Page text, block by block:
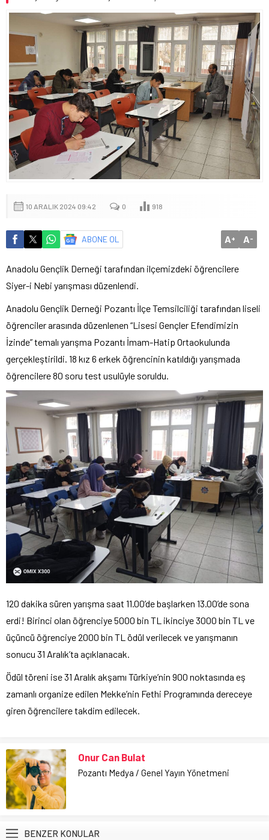
10 ARALIK 2024 09:42 0 918
ABONE OL A+ A-
Anadolu Gençlik Derneği tarafından ilçemizdeki öğrencilere
Siyer-i Nebi yarışması düzenlendi.
Anadolu Gençlik Derneği Pozantı İlçe Temsilciliği tarafından liseli
öğrenciler arasında düzenlenen “Lisesi Gençler Efendimizin
İzinde” temalı yarışma Pozantı İmam-Hatip Ortaokulunda
gerçekleştirildi. 18 kız 6 erkek öğrencinin katıldığı yarışmada
öğrencilere 80 soru test usulüyle soruldu.
120 dakika süren yarışma saat 11.00’de başlarken 13.00’de sona
erdi! Birinci olan öğrenciye 5000 bin TL ikinciye 3000 bin TL ve
üçüncü öğrenciye 2000 bin TL ödül verilecek ve yarışmanın
sonucu 31 Aralık’ta açıklanacak.
Ödül töreni ise 31 Aralık akşamı Türkiye’nin 900 noktasında eş
zamanlı organize edilen Mekke’nin Fethi Programında dereceye
giren öğrencilere takdim edilecek.
Onur Can Bulat
Pozantı Medya / Genel Yayın Yönetmeni
BENZER KONULAR